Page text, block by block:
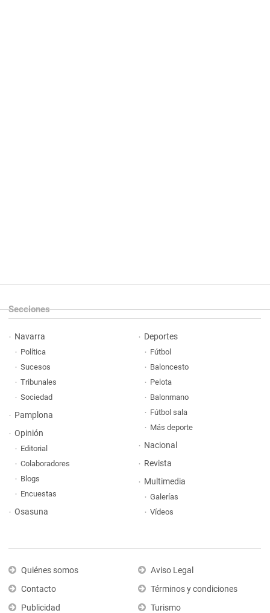
Secciones
Navarra
Política
Sucesos
Tribunales
Sociedad
Pamplona
Opinión
Editorial
Colaboradores
Blogs
Encuestas
Osasuna
Deportes
Fútbol
Baloncesto
Pelota
Balonmano
Fútbol sala
Más deporte
Nacional
Revista
Multimedia
Galerías
Vídeos
Quiénes somos
Contacto
Publicidad
Aviso Legal
Términos y condiciones
Turismo